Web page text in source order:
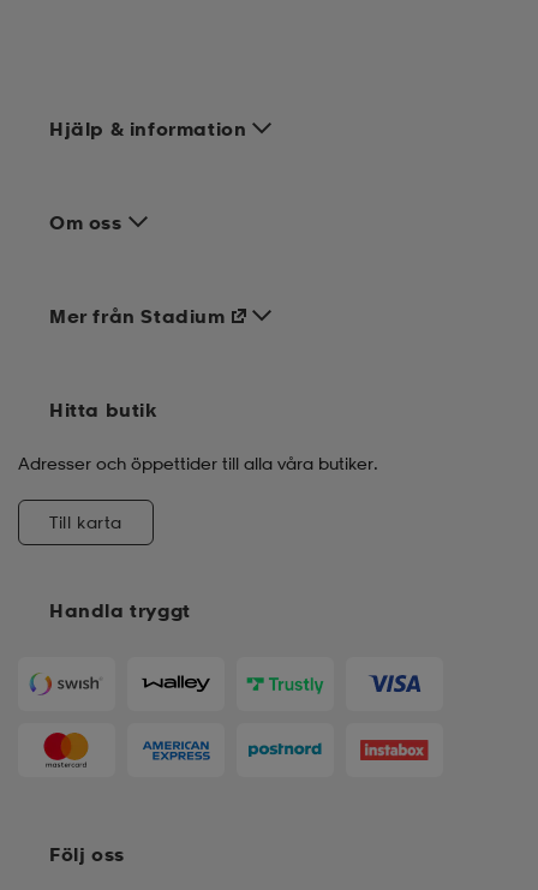
Hjälp & information
Om oss
Handla tryggt
Mer från Stadium
Hitta butik
Adresser och öppettider till alla våra butiker.
Till karta
Följ oss